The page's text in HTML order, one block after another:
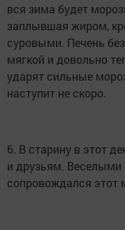
вся зима будет
заплывшая жиром,
суровыми. Печень
мягкой и довольно
ударят сильные
наступит не скоро.
6. В старину в этот
и друзьям.
сопровождался этот